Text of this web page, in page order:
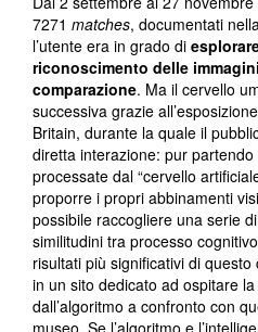
7271 matches, documentati
l’utente era in grado di
riconoscimento delle
comparazione. Ma il cervello
successiva grazie
Britain, durante la quale il
diretta interazione: pur
processate dal “cervello
proporre i propri abbinamenti
possibile raccogliere una serie
similitudini tra processo
risultati più significativi di
in un sito dedicato ad ospitare
dall’algoritmo a confronto con